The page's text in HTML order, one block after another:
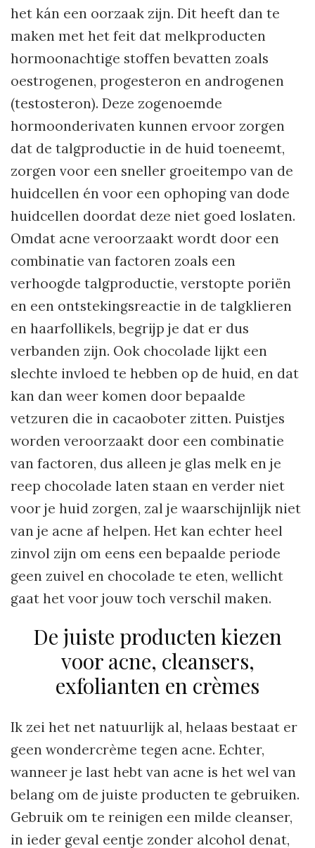
het kán een oorzaak zijn. Dit heeft dan te
maken met het feit dat melkproducten
hormoonachtige stoffen bevatten zoals
oestrogenen, progesteron en androgenen
(testosteron). Deze zogenoemde
hormoonderivaten kunnen ervoor zorgen
dat de talgproductie in de huid toeneemt,
zorgen voor een sneller groeitempo van de
huidcellen én voor een ophoping van dode
huidcellen doordat deze niet goed loslaten.
Omdat acne veroorzaakt wordt door een
combinatie van factoren zoals een
verhoogde talgproductie, verstopte poriën
en een ontstekingsreactie in de talgklieren
en haarfollikels, begrijp je dat er dus
verbanden zijn. Ook chocolade lijkt een
slechte invloed te hebben op de huid, en dat
kan dan weer komen door bepaalde
vetzuren die in cacaoboter zitten. Puistjes
worden veroorzaakt door een combinatie
van factoren, dus alleen je glas melk en je
reep chocolade laten staan en verder niet
voor je huid zorgen, zal je waarschijnlijk niet
van je acne af helpen. Het kan echter heel
zinvol zijn om eens een bepaalde periode
geen zuivel en chocolade te eten, wellicht
gaat het voor jouw toch verschil maken.
De juiste producten kiezen
voor acne, cleansers,
exfolianten en crèmes
Ik zei het net natuurlijk al, helaas bestaat er
geen wondercrème tegen acne. Echter,
wanneer je last hebt van acne is het wel van
belang om de juiste producten te gebruiken.
Gebruik om te reinigen een milde cleanser,
in ieder geval eentje zonder alcohol denat,